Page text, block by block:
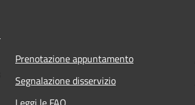
Prenotazione appuntamento
Segnalazione disservizio